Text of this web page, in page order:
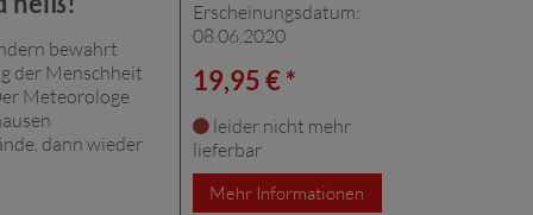
bewahrt
der Menschheit
Meteorologe
dann wieder
Erscheinungsdatum:
08.06.2020
19,95 € *
leider nicht mehr
lieferbar
Mehr Informationen